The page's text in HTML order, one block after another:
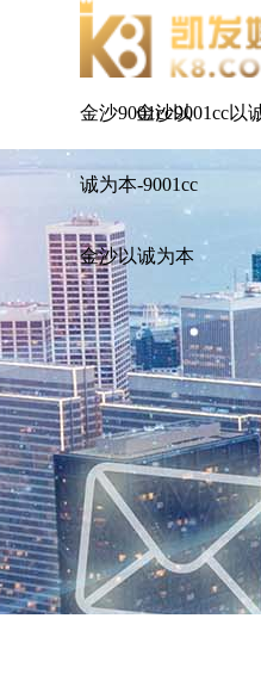
金沙9001cc以
诚为本-9001cc
金沙以诚为本
金沙9001cc以